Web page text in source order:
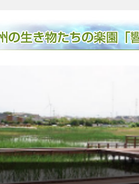
廃棄物埋立地からビオトープになるまで